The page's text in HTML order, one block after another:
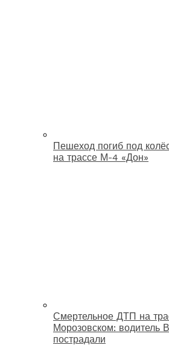
Пешеход погиб под
на трассе М-4 «Дон»
Смертельное ДТП на
Морозовском: водитель
пострадали